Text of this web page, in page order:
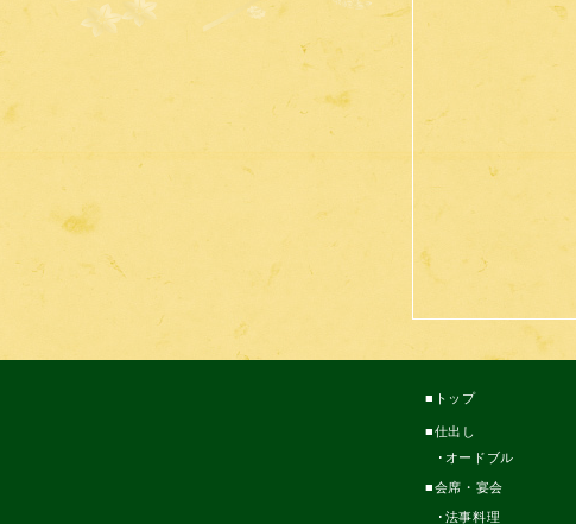
トップ
仕出し
オードブル
会席・宴会
法事料理